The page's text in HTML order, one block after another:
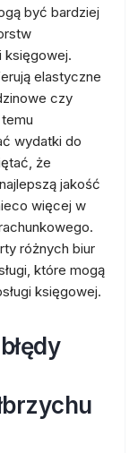
być bardziej
księgowej.
elastyczne
czy
wydatki do
że
jakość
więcej w
różnych biur
które mogą
księgowej.